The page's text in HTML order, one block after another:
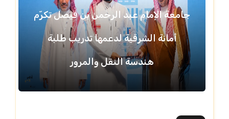
جامعة الإمام عبد الرحمن بن فيصل تكرّم
أمانة الشرقية لدعمها تدريب طلبة
هندسة النقل والمرور